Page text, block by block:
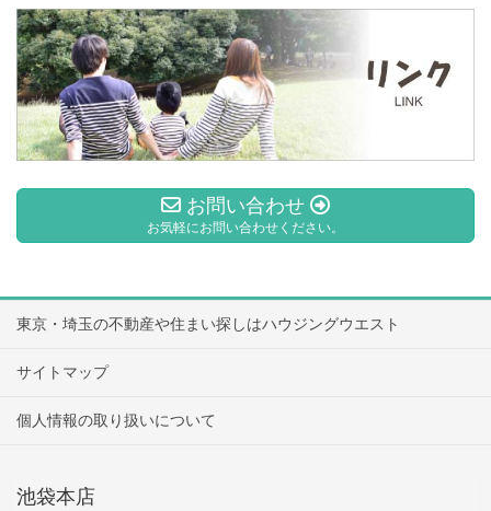
お問い合わせ
お気軽にお問い合わせください。
東京・埼玉の不動産や住まい探しはハウジングウエスト
サイトマップ
個人情報の取り扱いについて
池袋本店